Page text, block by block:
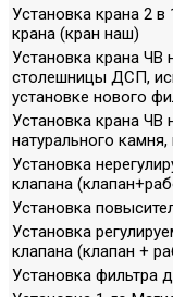
Установка крана 2
крана (кран наш)
Установка крана ЧВ
столешницы ДСП,
установке нового
Установка крана ЧВ
натурального камня,
Установка
клапана
Установка
Установка
клапана (клапан +
Установка фильтра